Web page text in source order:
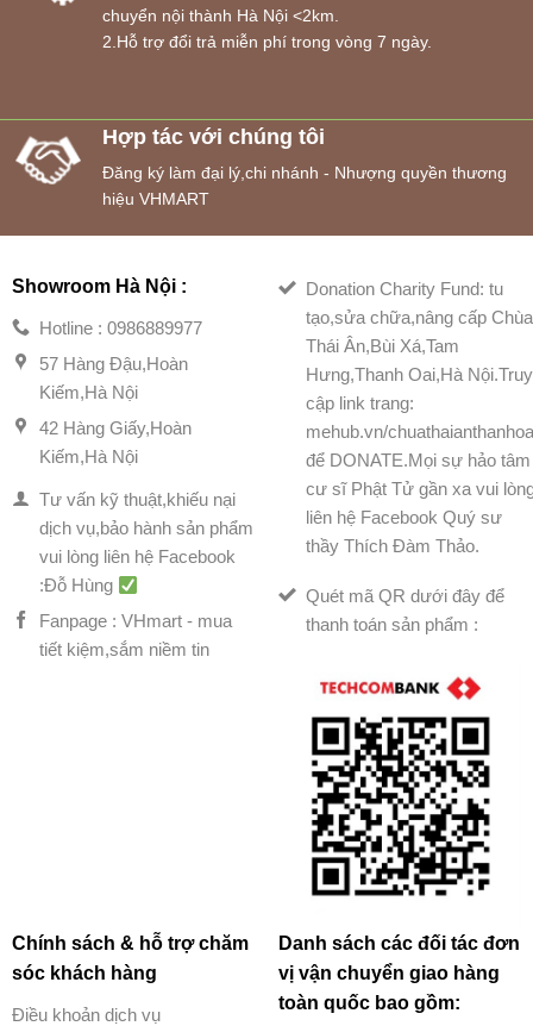
chuyển nội thành Hà Nội <2km.
2.Hỗ trợ đổi trả miễn phí trong vòng 7 ngày.
Hợp tác với chúng tôi
Đăng ký làm đại lý,chi nhánh - Nhượng quyền thương
hiệu VHMART
Showroom Hà Nội :
Hotline : 0986889977
57 Hàng Đậu,Hoàn
Kiếm,Hà Nội
42 Hàng Giấy,Hoàn
Kiếm,Hà Nội
Tư vấn kỹ thuật,khiếu nại
dịch vụ,bảo hành sản phẩm
vui lòng liên hệ Facebook
:Đỗ Hùng
Fanpage : VHmart - mua
tiết kiệm,sắm niềm tin
Donation Charity Fund: tu
tạo,sửa chữa,nâng cấp Chùa
Thái Ân,Bùi Xá,Tam
Hưng,Thanh Oai,Hà Nội.Truy
cập link trang:
mehub.vn/
để DONATE.Mọi sự hảo tâm
cư sĩ Phật Tử gần xa vui
liên hệ Facebook Quý sư
thầy Thích Đàm Thảo.
Quét mã QR dưới đây để
thanh toán sản phẩm :
Chính sách & hỗ trợ chăm
sóc khách hàng
Điều khoản dịch vụ
Danh sách các đối tác đơn
vị vận chuyển giao hàng
toàn quốc bao gồm: